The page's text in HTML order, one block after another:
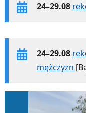
24–29.08
24–29.08
mężczyzn